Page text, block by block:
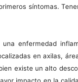
síntomas.
enfermedad
en axilas,
existe un alto